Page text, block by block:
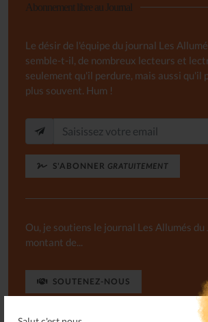
Abonnement libre au Journal
Le désir de l'équipe du journal Les
semble-t-il, de nombreux lecteurs et
seulement qu'il perdure, mais aussi qu'il
plus souvent. Hum !
S'ABONNER GRATUITEMENT
Ou, je soutiens le journal Les Allumés du
montant de...
SOUTENEZ-NOUS